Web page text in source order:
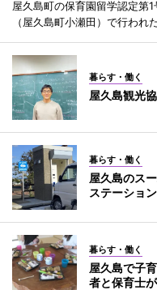
屋久島町の保育園留学認定第
（屋久島町小瀬田）で行われた
暮らす・働く
屋久島観光
暮らす・働く
屋久島のス
ステーション
暮らす・働く
屋久島で子
者と保育士